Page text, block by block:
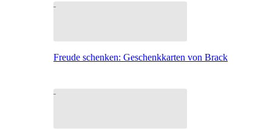
Freude schenken: Geschenkkarten von Brack